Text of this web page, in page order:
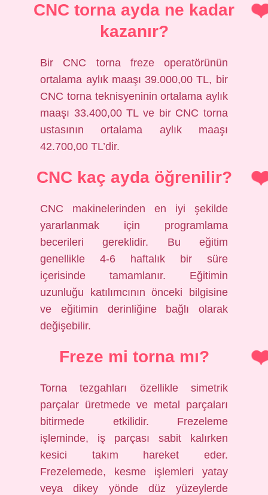
CNC torna ayda ne kadar
kazanır?
Bir CNC torna freze operatörünün
ortalama aylık maaşı 39.000,00 TL, bir
CNC torna teknisyeninin ortalama aylık
maaşı 33.400,00 TL ve bir CNC torna
ustasının ortalama aylık maaşı
42.700,00 TL’dir.
CNC kaç ayda öğrenilir?
CNC makinelerinden en iyi şekilde
yararlanmak için programlama
becerileri gereklidir. Bu eğitim
genellikle 4-6 haftalık bir süre
içerisinde tamamlanır. Eğitimin
uzunluğu katılımcının önceki bilgisine
ve eğitimin derinliğine bağlı olarak
değişebilir.
Freze mi torna mı?
Torna tezgahları özellikle simetrik
parçalar üretmede ve metal parçaları
bitirmede etkilidir. Frezeleme
işleminde, iş parçası sabit kalırken
kesici takım hareket eder.
Frezelemede, kesme işlemleri yatay
veya dikey yönde düz yüzeylerde